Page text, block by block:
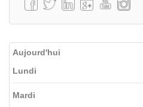
Aujourd'hui
Lundi
Mardi